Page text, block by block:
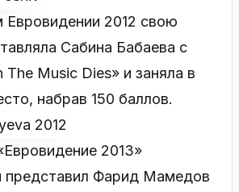
2012 свою
Сабина Бабаева с
The Music Dies» и заняла в
набрав 150 баллов.
2013»
представил Фарид Мамедов